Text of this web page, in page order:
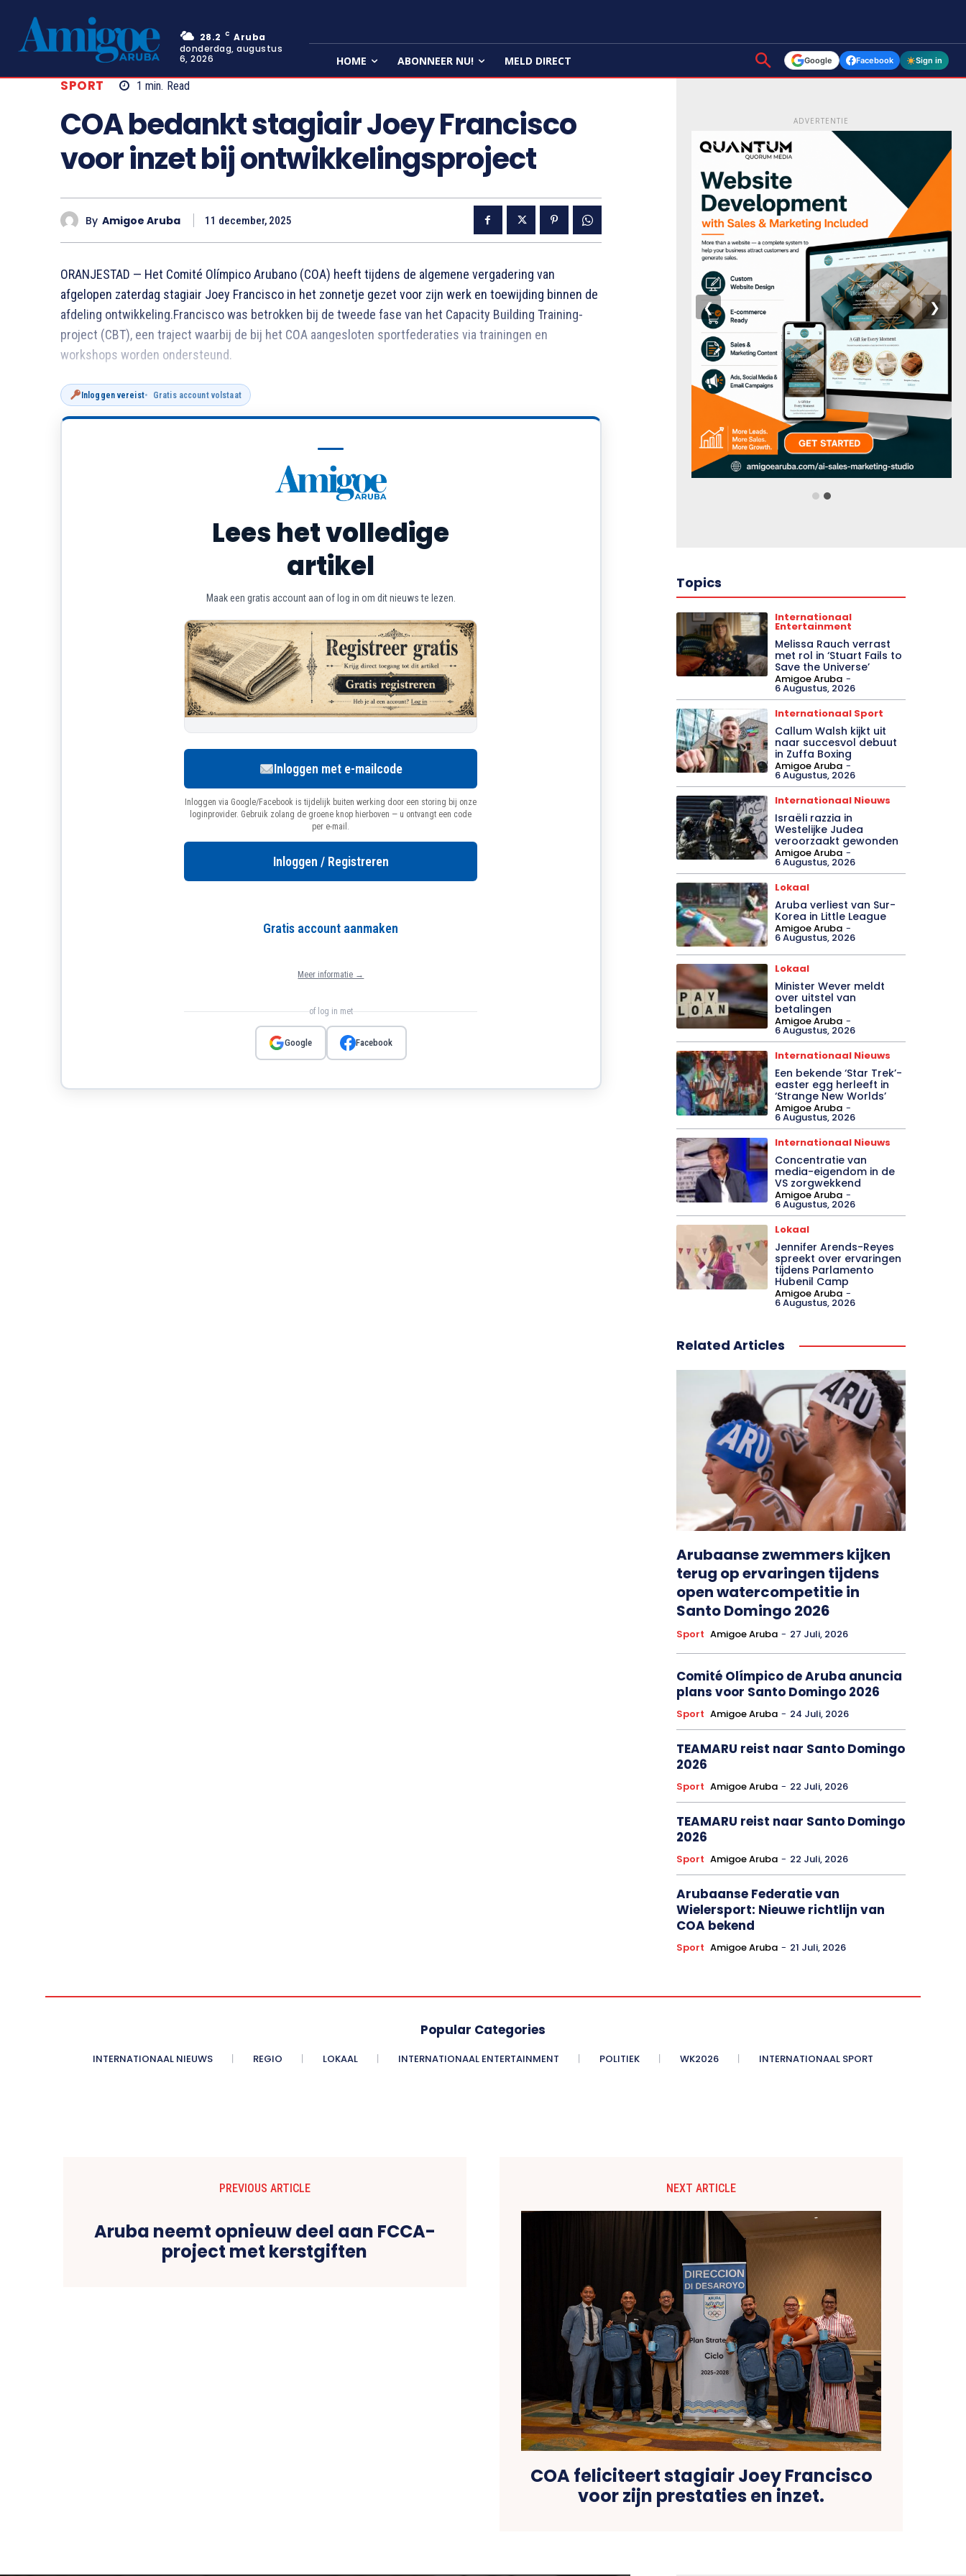
28.2 C Aruba
donderdag, augustus
6, 2026
HOME ABONNEER NU! MELD DIRECT Google Facebook Sign in
SPORT 1 min. Read
COA bedankt stagiair Joey Francisco
voor inzet bij ontwikkelingsproject
By Amigoe Aruba 11 december, 2025
ORANJESTAD — Het Comité Olímpico Arubano (COA) heeft tijdens de algemene vergadering van
afgelopen zaterdag stagiair Joey Francisco in het zonnetje gezet voor zijn werk en toewijding binnen de
afdeling ontwikkeling.Francisco was betrokken bij de tweede fase van het Capacity Building Training-
project (CBT), een traject waarbij de bij het COA aangesloten sportfederaties via trainingen en
workshops worden ondersteund.
Inloggen vereist Gratis account volstaat
Lees het volledige
artikel
Maak een gratis account aan of log in om dit nieuws te lezen.
Inloggen met e-mailcode
Inloggen via Google/Facebook is tijdelijk buiten werking door een storing bij onze
loginprovider. Gebruik zolang de groene knop hierboven — u ontvangt een code
per e-mail.
Inloggen / Registreren
Gratis account aanmaken
Meer informatie →
of log in met
Google Facebook
ADVERTENTIE
❮ ❯
Topics
Internationaal
Entertainment
Melissa Rauch verrast
met rol in ‘Stuart Fails to
Save the Universe’
Amigoe Aruba -
6 Augustus, 2026
Internationaal Sport
Callum Walsh kijkt uit
naar succesvol debuut
in Zuffa Boxing
Amigoe Aruba -
6 Augustus, 2026
Internationaal Nieuws
Israëli razzia in
Westelijke Judea
veroorzaakt gewonden
Amigoe Aruba -
6 Augustus, 2026
Lokaal
Aruba verliest van Sur-
Korea in Little League
Amigoe Aruba -
6 Augustus, 2026
Lokaal
Minister Wever meldt
over uitstel van
betalingen
Amigoe Aruba -
6 Augustus, 2026
Internationaal Nieuws
Een bekende ‘Star Trek’-
easter egg herleeft in
‘Strange New Worlds’
Amigoe Aruba -
6 Augustus, 2026
Internationaal Nieuws
Concentratie van
media-eigendom in de
VS zorgwekkend
Amigoe Aruba -
6 Augustus, 2026
Lokaal
Jennifer Arends-Reyes
spreekt over ervaringen
tijdens Parlamento
Hubenil Camp
Amigoe Aruba -
6 Augustus, 2026
Related Articles
Arubaanse zwemmers kijken
terug op ervaringen tijdens
open watercompetitie in
Santo Domingo 2026
Sport Amigoe Aruba - 27 Juli, 2026
Comité Olímpico de Aruba anuncia
plans voor Santo Domingo 2026
Sport Amigoe Aruba - 24 Juli, 2026
TEAMARU reist naar Santo Domingo
2026
Sport Amigoe Aruba - 22 Juli, 2026
TEAMARU reist naar Santo Domingo
2026
Sport Amigoe Aruba - 22 Juli, 2026
Arubaanse Federatie van
Wielersport: Nieuwe richtlijn van
COA bekend
Sport Amigoe Aruba - 21 Juli, 2026
Popular Categories
INTERNATIONAAL NIEUWS REGIO LOKAAL INTERNATIONAAL ENTERTAINMENT POLITIEK WK2026 INTERNATIONAAL SPORT
PREVIOUS ARTICLE
Aruba neemt opnieuw deel aan FCCA-
project met kerstgiften
NEXT ARTICLE
COA feliciteert stagiair Joey Francisco
voor zijn prestaties en inzet.